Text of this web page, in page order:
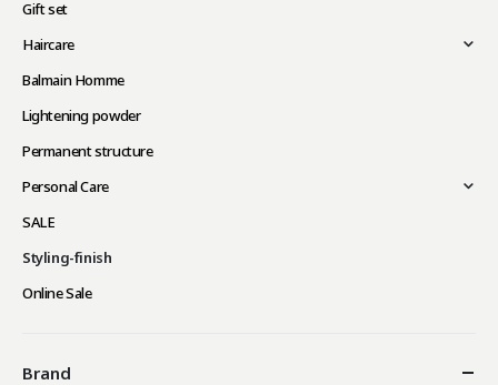
Gift set
Haircare
Balmain Homme
Lightening powder
Permanent structure
Personal Care
SALE
Styling-finish
Online Sale
Brand